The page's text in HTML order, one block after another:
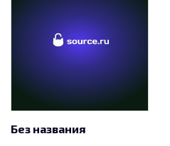
Без названия